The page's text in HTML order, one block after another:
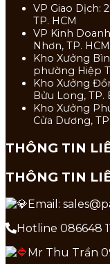
VP Giao Dịch:
TP. HCM
VP Kinh
Nhơn, TP. HCM
Kho Xưởng
phường Hiệp
Kho Xưởng
Bửu Long, TP.
Kho Xưởng
Cửa Dương,
THÔNG TIN
THÔNG TIN
Email:
Hotline 086648
Mr Thu Trần